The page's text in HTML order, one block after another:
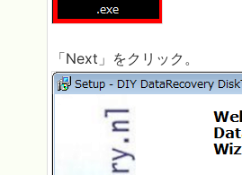
「Next」をクリック。